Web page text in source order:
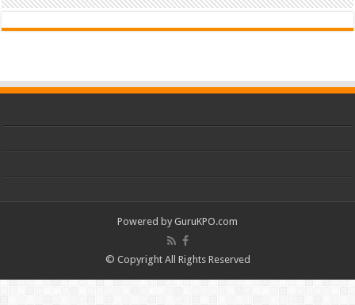
Powered by GuruKPO.com
© Copyright All Rights Reserved